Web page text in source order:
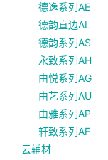
德逸系列AE
德韵直边AL
德韵系列AS
永致系列AH
由悦系列AG
由艺系列AU
由雅系列AP
轩致系列AF
云辅材